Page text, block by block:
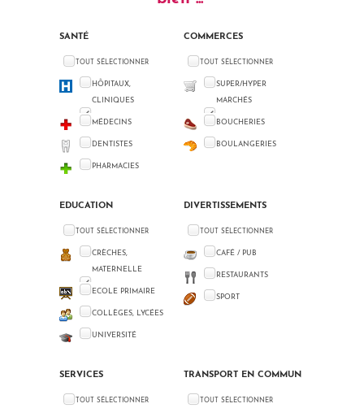
SANTÉ
TOUT SÉLECTIONNER
HÔPITAUX,
CLINIQUES
MÉDECINS
DENTISTES
PHARMACIES
COMMERCES
TOUT SÉLECTIONNER
SUPER/HYPER
MARCHÉS
BOUCHERIES
BOULANGERIES
EDUCATION
TOUT SÉLECTIONNER
CRÈCHES,
MATERNELLE
ECOLE PRIMAIRE
COLLÈGES, LYCÉES
UNIVERSITÉ
DIVERTISSEMENTS
TOUT SÉLECTIONNER
CAFÉ / PUB
RESTAURANTS
SPORT
SERVICES
TOUT SÉLECTIONNER
TRANSPORT EN COMMUN
TOUT SÉLECTIONNER